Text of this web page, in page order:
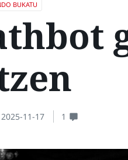
BUKATU
2025-11-17 1